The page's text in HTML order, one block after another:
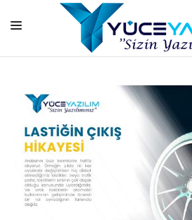
KURUMSAL
HİZMETLERİMİZ
ÜRÜNLERİMİZ
BAŞARI HİKAYELERİMİZ
ONLİNE EĞİTİM